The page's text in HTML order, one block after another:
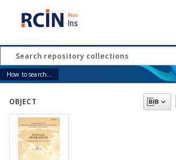
How to search...
OBJECT